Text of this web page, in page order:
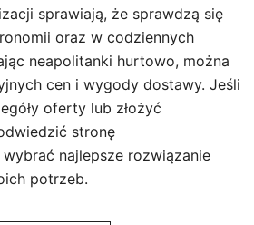
sprawiają, że sprawdzą się
oraz w codziennych
neapolitanki hurtowo, można
cen i wygody dostawy. Jeśli
oferty lub złożyć
stronę
wybrać najlepsze rozwiązanie
potrzeb.